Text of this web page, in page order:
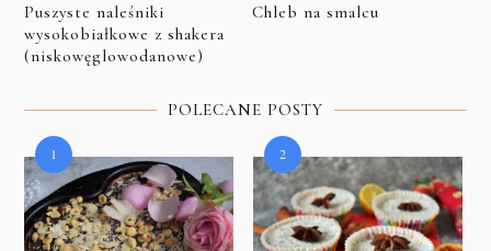
Puszyste naleśniki
wysokobiałkowe z shakera
(niskowęglowodanowe)
Chleb na smalcu
POLECANE POSTY